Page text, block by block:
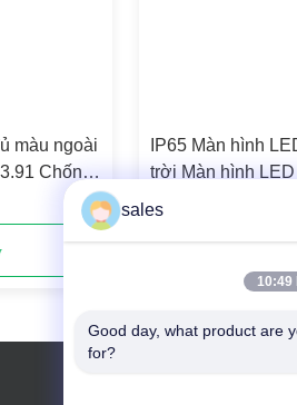
màu ngoài
Chống
IP65 Màn hình
trời Màn hình
sales
10:49
Good day, what product are
for?